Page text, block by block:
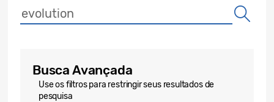
Busca Avançada
Use os filtros para restringir seus resultados de
pesquisa